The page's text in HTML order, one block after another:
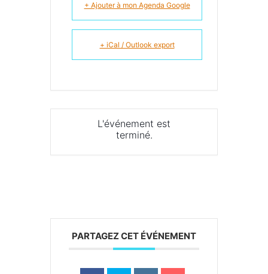
+ Ajouter à mon Agenda Google
+ iCal / Outlook export
L'événement est
terminé.
PARTAGEZ CET ÉVÉNEMENT